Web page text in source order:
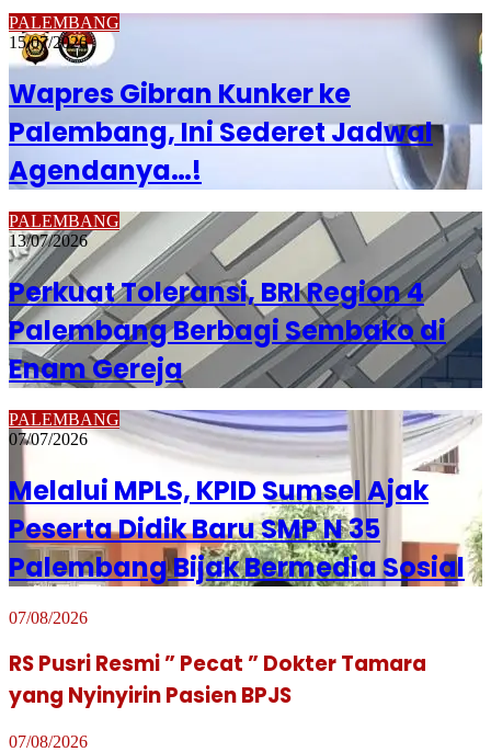
PALEMBANG
15/07/2026
Wapres Gibran Kunker ke
Palembang, Ini Sederet Jadwal
Agendanya…!
PALEMBANG
13/07/2026
Perkuat Toleransi, BRI Region 4
Palembang Berbagi Sembako di
Enam Gereja
PALEMBANG
07/07/2026
Melalui MPLS, KPID Sumsel Ajak
Peserta Didik Baru SMP N 35
Palembang Bijak Bermedia Sosial
07/08/2026
RS Pusri Resmi ” Pecat ” Dokter Tamara
yang Nyinyirin Pasien BPJS
07/08/2026